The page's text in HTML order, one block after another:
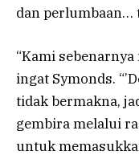
dan perlumbaan…
“Kami sebenarnya
ingat Symonds.
tidak bermakna,
gembira melalui
untuk